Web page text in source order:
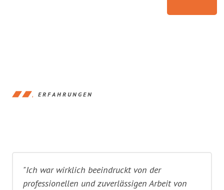
ERFAHRUNGEN
"Ich war wirklich beeindruckt von der
professionellen und zuverlässigen Arbeit von